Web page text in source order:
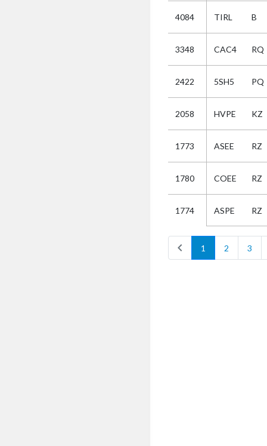
4084 TIRL B
3348 CAC4 RQ
2422 5SH5 PQ
2058 HVPE KZ
1773 ASEE RZ
1780 COEE RZ
1774 ASPE RZ
chevron_left 1 2 3